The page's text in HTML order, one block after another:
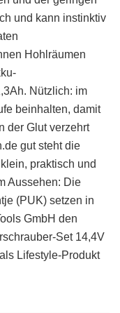
und kann instinktiv
Hohlräumen
Nützlich: im
beinhalten, damit
der Glut verzehrt
gut steht die
praktisch und
Aussehen: Die
(PUK) setzen in
GmbH den
Set 14,4V
Lifestyle-Produkt